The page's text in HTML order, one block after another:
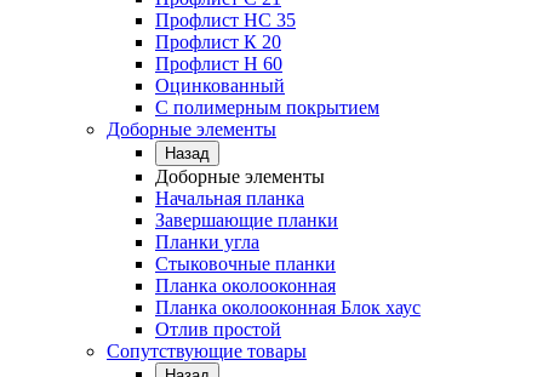
Профлист НС 35
Профлист К 20
Профлист Н 60
Оцинкованный
С полимерным покрытием
Доборные элементы
Назад
Доборные элементы
Начальная планка
Завершающие планки
Планки угла
Стыковочные планки
Планка околооконная
Планка околооконная Блок хаус
Отлив простой
Сопутствующие товары